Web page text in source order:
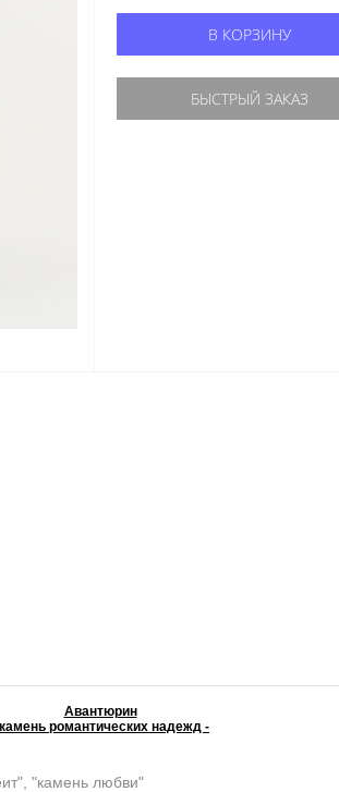
В КОРЗИНУ
БЫСТРЫЙ ЗАКАЗ
Авантюрин
романтических надежд -
"камень любви"